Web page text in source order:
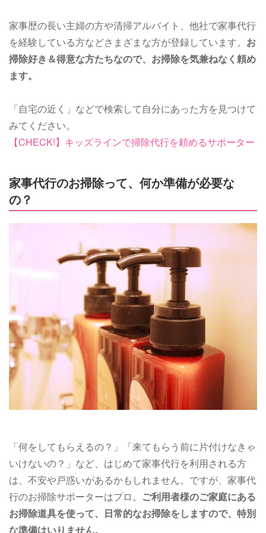
家事歴の長い主婦の方や清掃アルバイト、他社で家事代行
を経験している方などさまざまな方が登録しています。 お
掃除好き＆得意な方たちなので、お掃除を気兼ねなく頼め
ます。
「自宅の近く」などで検索して自分にあった方を見つけて
みてください。
【CHECK!】キッズラインで掃除代行を頼めるサポーター
家事代行のお掃除って、何か準備が必要な
の？
「何をしてもらえるの？」「来てもらう前に片付けなきゃ
いけないの？」など、はじめて家事代行を利用される方
は、不安や戸惑いがあるかもしれません。ですが、家事代
行のお掃除サポーターはプロ。 ご利用者様のご家庭にある
お掃除道具を使って、日常的なお掃除をしますので、特別
な準備はいりません。